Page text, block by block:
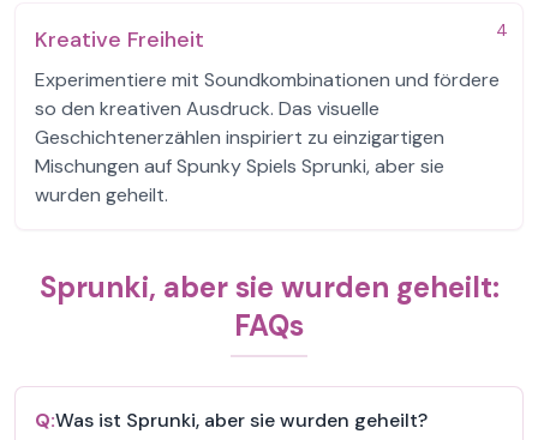
4
Kreative Freiheit
Experimentiere mit Soundkombinationen und fördere
so den kreativen Ausdruck. Das visuelle
Geschichtenerzählen inspiriert zu einzigartigen
Mischungen auf Spunky Spiels Sprunki, aber sie
wurden geheilt.
Sprunki, aber sie wurden geheilt:
FAQs
Q:Was ist Sprunki, aber sie wurden geheilt?